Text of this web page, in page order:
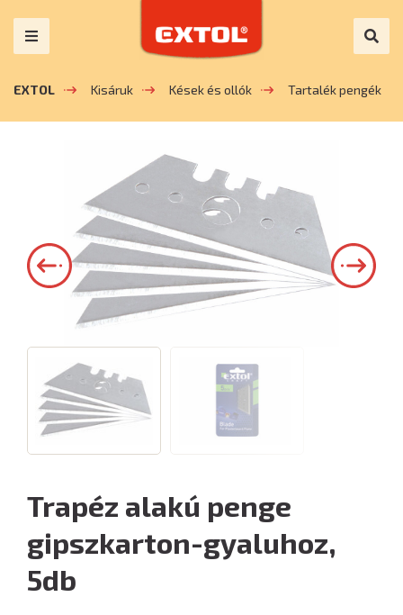
EXTOL Kisáruk Kések és ollók Tartalék pengék
Trapéz alakú penge
gipszkarton-gyaluhoz,
5db